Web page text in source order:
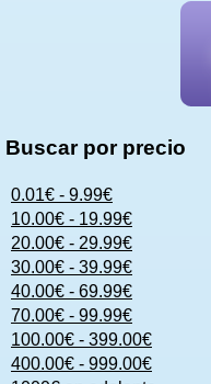
Buscar por precio
0.01€ - 9.99€
10.00€ - 19.99€
20.00€ - 29.99€
30.00€ - 39.99€
40.00€ - 69.99€
70.00€ - 99.99€
100.00€ - 399.00€
400.00€ - 999.00€